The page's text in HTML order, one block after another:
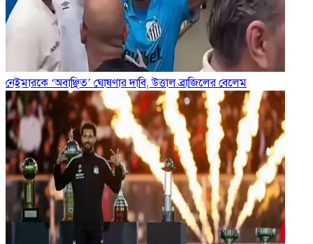
নেইমারকে ‘অবাঞ্ছিত’ ঘোষণার দাবি, উত্তাল ব্রাজিলের বেলেম